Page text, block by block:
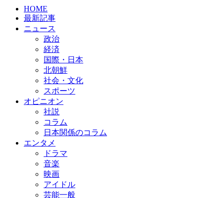
HOME
最新記事
ニュース
政治
経済
国際・日本
北朝鮮
社会・文化
スポーツ
オピニオン
社説
コラム
日本関係のコラム
エンタメ
ドラマ
音楽
映画
アイドル
芸能一般